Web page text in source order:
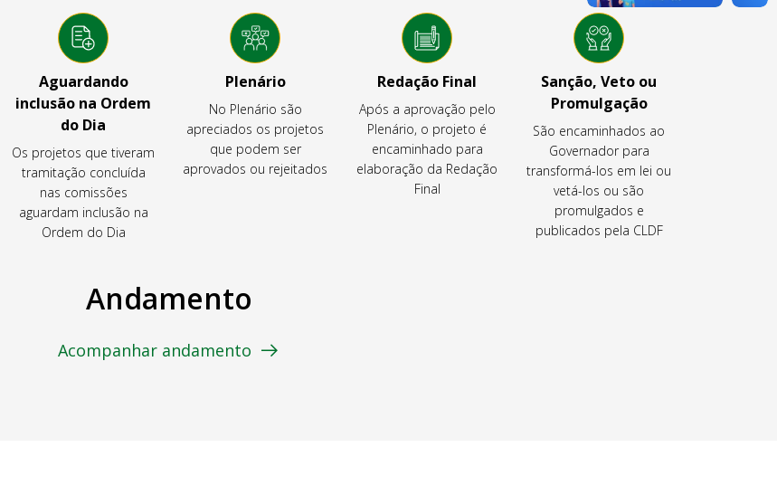
Aguardando
inclusão na Ordem
do Dia
Os projetos que tiveram
tramitação concluída
nas comissões
aguardam inclusão na
Ordem do Dia
Plenário
No Plenário são
apreciados os projetos
que podem ser
aprovados ou rejeitados
Redação Final
Após a aprovação pelo
Plenário, o projeto é
encaminhado para
elaboração da Redação
Final
Sanção, Veto ou
Promulgação
São encaminhados ao
Governador para
transformá-los em lei ou
vetá-los ou são
promulgados e
publicados pela CLDF
Andamento
Acompanhar andamento